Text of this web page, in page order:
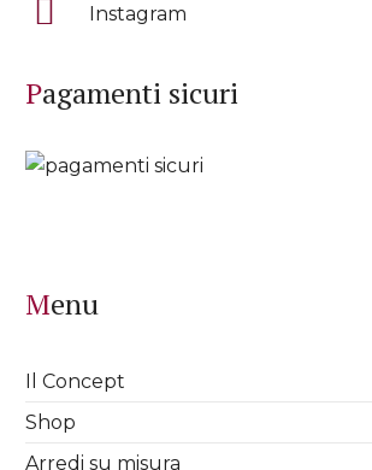
Instagram
Pagamenti sicuri
Menu
Il Concept
Shop
Arredi su misura